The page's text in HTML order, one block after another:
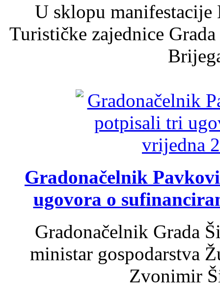
U sklopu
Turističke zajednice
Gradonačelnik
ugovora o
Gradonačelnik Grada
ministar gospodarstva
Zvonimir